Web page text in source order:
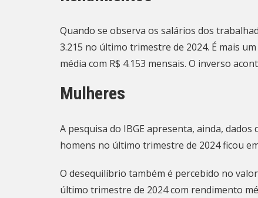
Quando se observa os salários dos
3.215 no último trimestre de 2024. É mais
média com R$ 4.153 mensais. O inverso
Mulheres
A pesquisa do IBGE apresenta, ainda,
homens no último trimestre de 2024 ficou
O desequilíbrio também é percebido no
último trimestre de 2024 com rendimento